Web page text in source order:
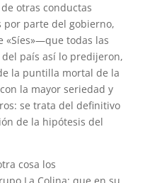
otras conductas
por parte del gobierno,
«Síes»—que todas las
país así lo predijeron,
la puntilla mortal de la
la mayor seriedad y
se trata del definitivo
de la hipótesis del
cosa los